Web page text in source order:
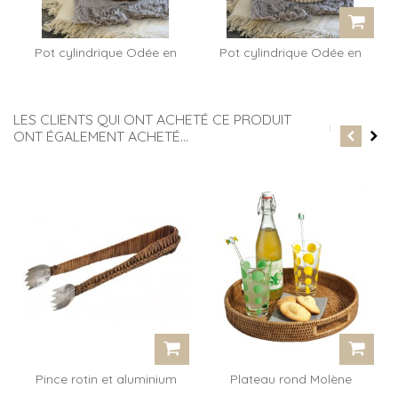
Pot cylindrique Odée en
Pot cylindrique Odée en
LES CLIENTS QUI ONT ACHETÉ CE PRODUIT
ONT ÉGALEMENT ACHETÉ...
Pince rotin et aluminium
Plateau rond Molène